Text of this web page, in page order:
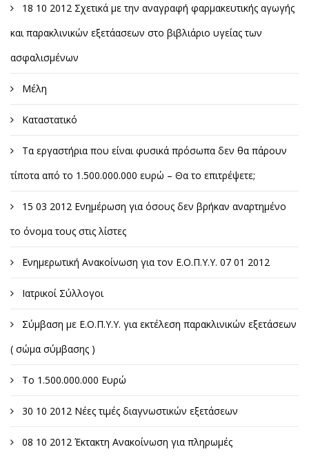
18 10 2012 Σχετικά με την αναγραφή φαρμακευτικής αγωγής
και παρακλινικών εξετάασεων στο βιβλιάριο υγείας των
ασφαλισμένων
Μέλη
Καταστατικό
Τα εργαστήρια που είναι φυσικά πρόσωπα δεν θα πάρουν
τίποτα από το 1.500.000.000 ευρώ – Θα το επιτρέψετε;
15 03 2012 Ενημέρωση για όσους δεν βρήκαν αναρτημένο
το όνομα τους στις λίστες
Ενημερωτική Ανακοίνωση για τον Ε.Ο.Π.Υ.Υ. 07 01 2012
Ιατρικοί Σύλλογοι
Σύμβαση με Ε.Ο.Π.Υ.Υ. για εκτέλεση παρακλινικών εξετάσεων
( σώμα σύμβασης )
Το 1.500.000.000 Ευρώ
30 10 2012 Νέες τιμές διαγνωστικών εξετάσεων
08 10 2012 Έκτακτη Ανακοίνωση για πληρωμές